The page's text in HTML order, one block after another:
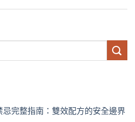
忌完整指南：雙效配方的安全邊界